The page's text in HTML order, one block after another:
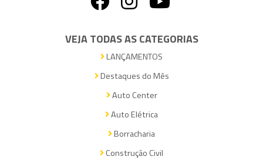
VEJA TODAS AS CATEGORIAS
LANÇAMENTOS
Destaques do Mês
Auto Center
Auto Elétrica
Borracharia
Construção Civil